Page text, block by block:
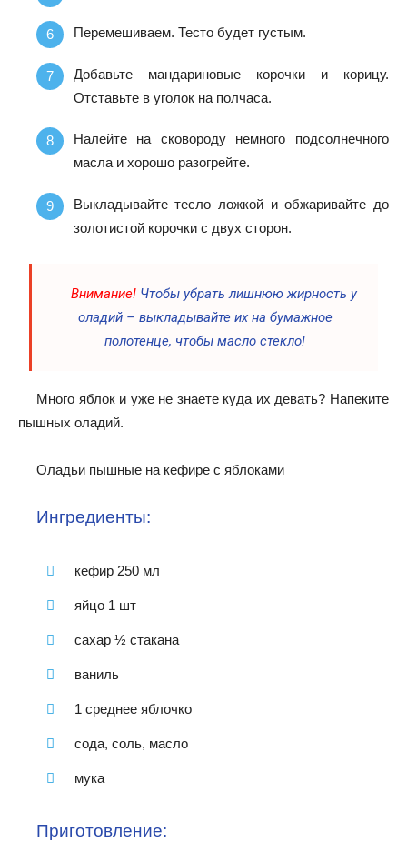
Перемешиваем. Тесто будет густым.
Добавьте мандариновые корочки и корицу.
Отставьте в уголок на полчаса.
Налейте на сковороду немного подсолнечного
масла и хорошо разогрейте.
Выкладывайте тесло ложкой и обжаривайте до
золотистой корочки с двух сторон.
Внимание! Чтобы убрать лишнюю жирность у
оладий – выкладывайте их на бумажное
полотенце, чтобы масло стекло!
Много яблок и уже не знаете куда их девать? Напеките
пышных оладий.
Оладьи пышные на кефире с яблоками
Ингредиенты:
кефир 250 мл
яйцо 1 шт
сахар ½ стакана
ваниль
1 среднее яблочко
сода, соль, масло
мука
Приготовление: